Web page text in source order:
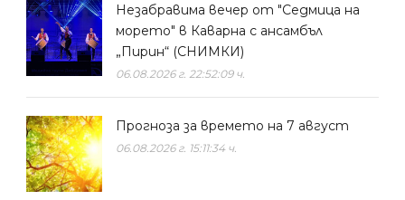
Незабравима вечер от "Седмица на
морето" в Каварна с ансамбъл
„Пирин“ (СНИМКИ)
06.08.2026 г. 22:52:09 ч.
Прогноза за времето на 7 август
06.08.2026 г. 15:11:34 ч.